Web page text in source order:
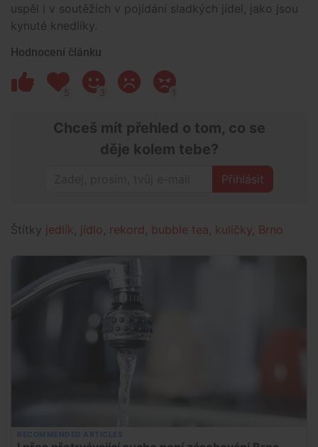
uspěl i v soutěžích v pojídání sladkých jídel, jako jsou
kynuté knedlíky.
Hodnocení článku
5 3 1
Chceš mít přehled o tom, co se
děje kolem tebe?
Přihlásit
Štítky jedlík, jídlo , rekord , bubble tea, kuličky, Brno